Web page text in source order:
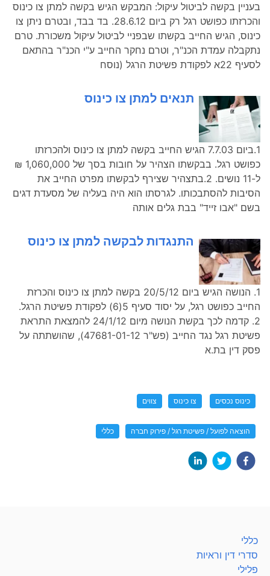
בעניין בקשה לביטול עיקול: המבקש הגיש בקשה למתן צו כינוס
והכרזתו כפושט רגל רק ביום 28.6.12. בד בבד, ובטרם ניתן צו
כינוס, הגיש החייב בקשתו שבפניי לביטול עיקול משכורת. טרם
נתקבלה עמדת הכנ"ר, וטרם נחקר החייב ע"י הכנ"ר בהתאם
לסעיף 22א לפקודת פשיטת הרגל (נוסח
תנאים למתן צו כינוס
1.ביום 7.7.03 הגיש החייב בקשה למתן צו כינוס ולהכרזתו
כפושט רגל. בבקשתו הצהיר על חובות בסך של 1,060,000 ₪
ל-11 נושים. 2.בתצהיר שצירף לבקשתו מפרט החייב את
הסיבות להסתבכותו. לגרסתו הוא היה בעליה של מסעדת דגים
בשם "אבו זייד" בבת גלים אותה
התנגדות לבקשה למתן צו כינוס
1. הנושה הגיש ביום 20/5/12 בקשה למתן צו כינוס והכרזת
החייב כפושט רגל, על יסוד סעיף 5(6) לפקודת פשיטת הרגל.
2. קדמה לכך בקשת הנושה מיום 24/1/12 להמצאת התראת
פשיטת רגל נגד החייב (פש"ר 47681-01-12), שהושתתה על
פסק דין בת.א
כינוס נכסים צו כינוס צווים
הוצאה לפועל / פשיטת רגל / פירוק חברה כללי
כללי
סדרי דין וראיות
פלילי